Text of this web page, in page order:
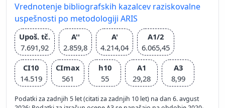
Vrednotenje bibliografskih kazalcev raziskovalne
uspešnosti po metodologiji ARIS
Upoš. tč.
7.691,92
A''
2.859,8
A'
4.214,04
A1/2
6.065,45
CI10
14.519
CImax
561
h10
55
A1
29,28
A3
8,99
Podatki za zadnjih 5 let (citati za zadnjih 10 let) na dan 6. avgust